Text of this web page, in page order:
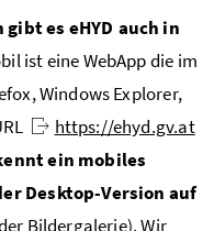
gibt es eHYD auch in
ist eine WebApp die im
Windows Explorer,
https://ehyd.gv.at
ein mobiles
Desktop-Version auf
Bildergalerie). Wir